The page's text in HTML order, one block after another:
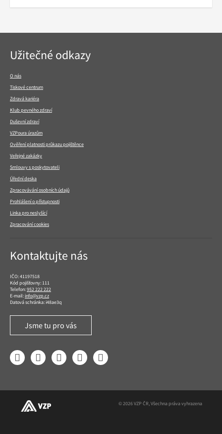
Navigace
v
Užitečné odkazy
O nás
Tiskové centrum
Zdravá kariéra
Klub pevného zdraví
Duševní zdraví
VZPoura úrazům
Ověření platnosti průkazu pojištěnce
Veřejné zakázky
Smlouvy s poskytovateli
Úřední deska
Zpracovávání osobních údajů
Prohlášení o přístupnosti
Linka pro neslyšící
Zpracování cookies
Kontaktujte nás
IČO: 41197518
Kód pojišťovny: 111
Telefon:952 222 222
E-mail:info@vzp.cz
Datová schránka: i48ae3q
Jsme tu pro vás
FacebookLinkedIn YouTube InstagramTwitter
© 2026 VZP ČR, Všechna práva vyhrazena